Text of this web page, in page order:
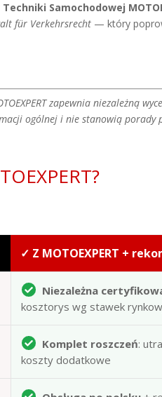
Samochodowej
für Verkehrsrecht — który
zapewnia niezależną
ogólnej i nie stanowią porady
✓ Z MOTOEXPERT +
Niezależna
kosztorys wg stawek
Komplet roszczeń:
koszty dodatkowe